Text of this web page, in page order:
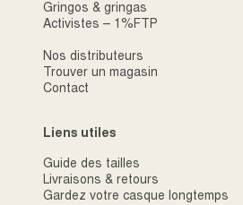
Gringos & gringas
Activistes – 1%FTP
Nos distributeurs
Trouver un magasin
Contact
Liens utiles
Guide des tailles
Livraisons & retours
Gardez votre casque longtemps